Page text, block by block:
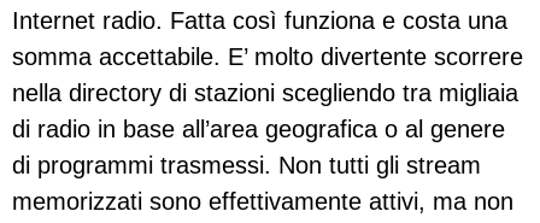
Internet radio. Fatta così funziona e costa una
somma accettabile. E’ molto divertente scorrere
nella directory di stazioni scegliendo tra migliaia
di radio in base all’area geografica o al genere
di programmi trasmessi. Non tutti gli stream
memorizzati sono effettivamente attivi, ma non